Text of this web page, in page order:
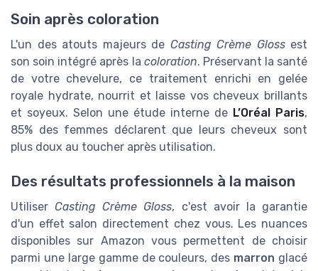
Soin après coloration
L'un des atouts majeurs de Casting Crème Glossest
son soin intégré après la coloration. Préservant la santé
de votre chevelure, ce traitement enrichi en gelée
royale hydrate, nourrit et laisse vos cheveux brillants
et soyeux. Selon une étude interne de L’Oréal Paris,
85% des femmes déclarent que leurs cheveux sont
plus doux au toucher après utilisation.
Des résultats professionnels à la maison
UtiliserCasting Crème Gloss, c'est avoir la garantie
d'un effet salon directement chez vous. Les nuances
disponibles sur Amazon vous permettent de choisir
parmi une large gamme de couleurs, des marron glacé